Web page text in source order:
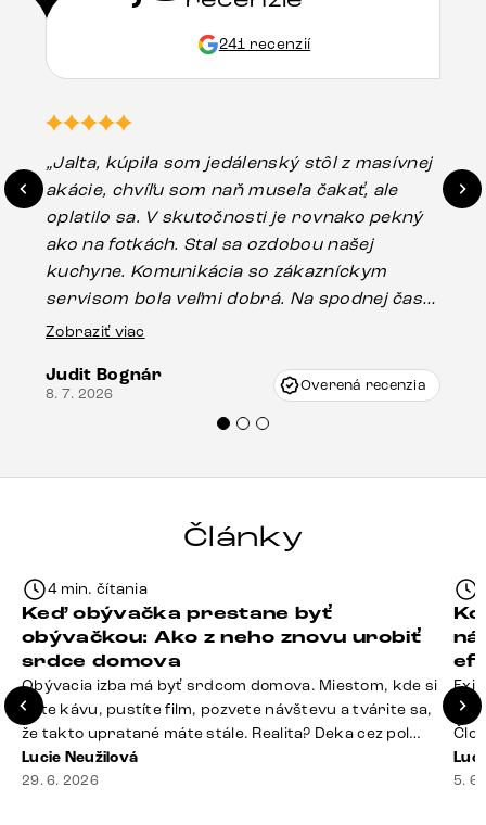
241 recenzií
„Jalta, kúpila som jedálenský stôl z masívnej
akácie, chvíľu som naň musela čakať, ale
oplatilo sa. V skutočnosti je rovnako pekný
ako na fotkách. Stal sa ozdobou našej
kuchyne. Komunikácia so zákazníckym
servisom bola veľmi dobrá. Na spodnej časti
stola bolo malé poškodenie, pravdepodobne
Vincze pri riešení mojej záležitosti pristúpili
veľmi korektne. Odporúčam produkty Delife
Zobraziť viac
Judit Bognár
8. 7. 2026 Overená recenzia
Články
4 min. čítania
Keď obývačka prestane byť
obývačkou: Ako z neho znovu urobiť
srdce domova
Obývacia izba má byť srdcom domova. Miestom, kde si
dáte kávu, pustíte film, pozvete návštevu a tvárite sa,
že takto upratané máte stále. Realita? Deka cez pol
sedačky, ovládač záhadne zmizol, konferenčný stolík
slúži ako odkladisko všetkého od účteniek po balzam
Lucie Neužilová
29. 6. 2026
si
5.